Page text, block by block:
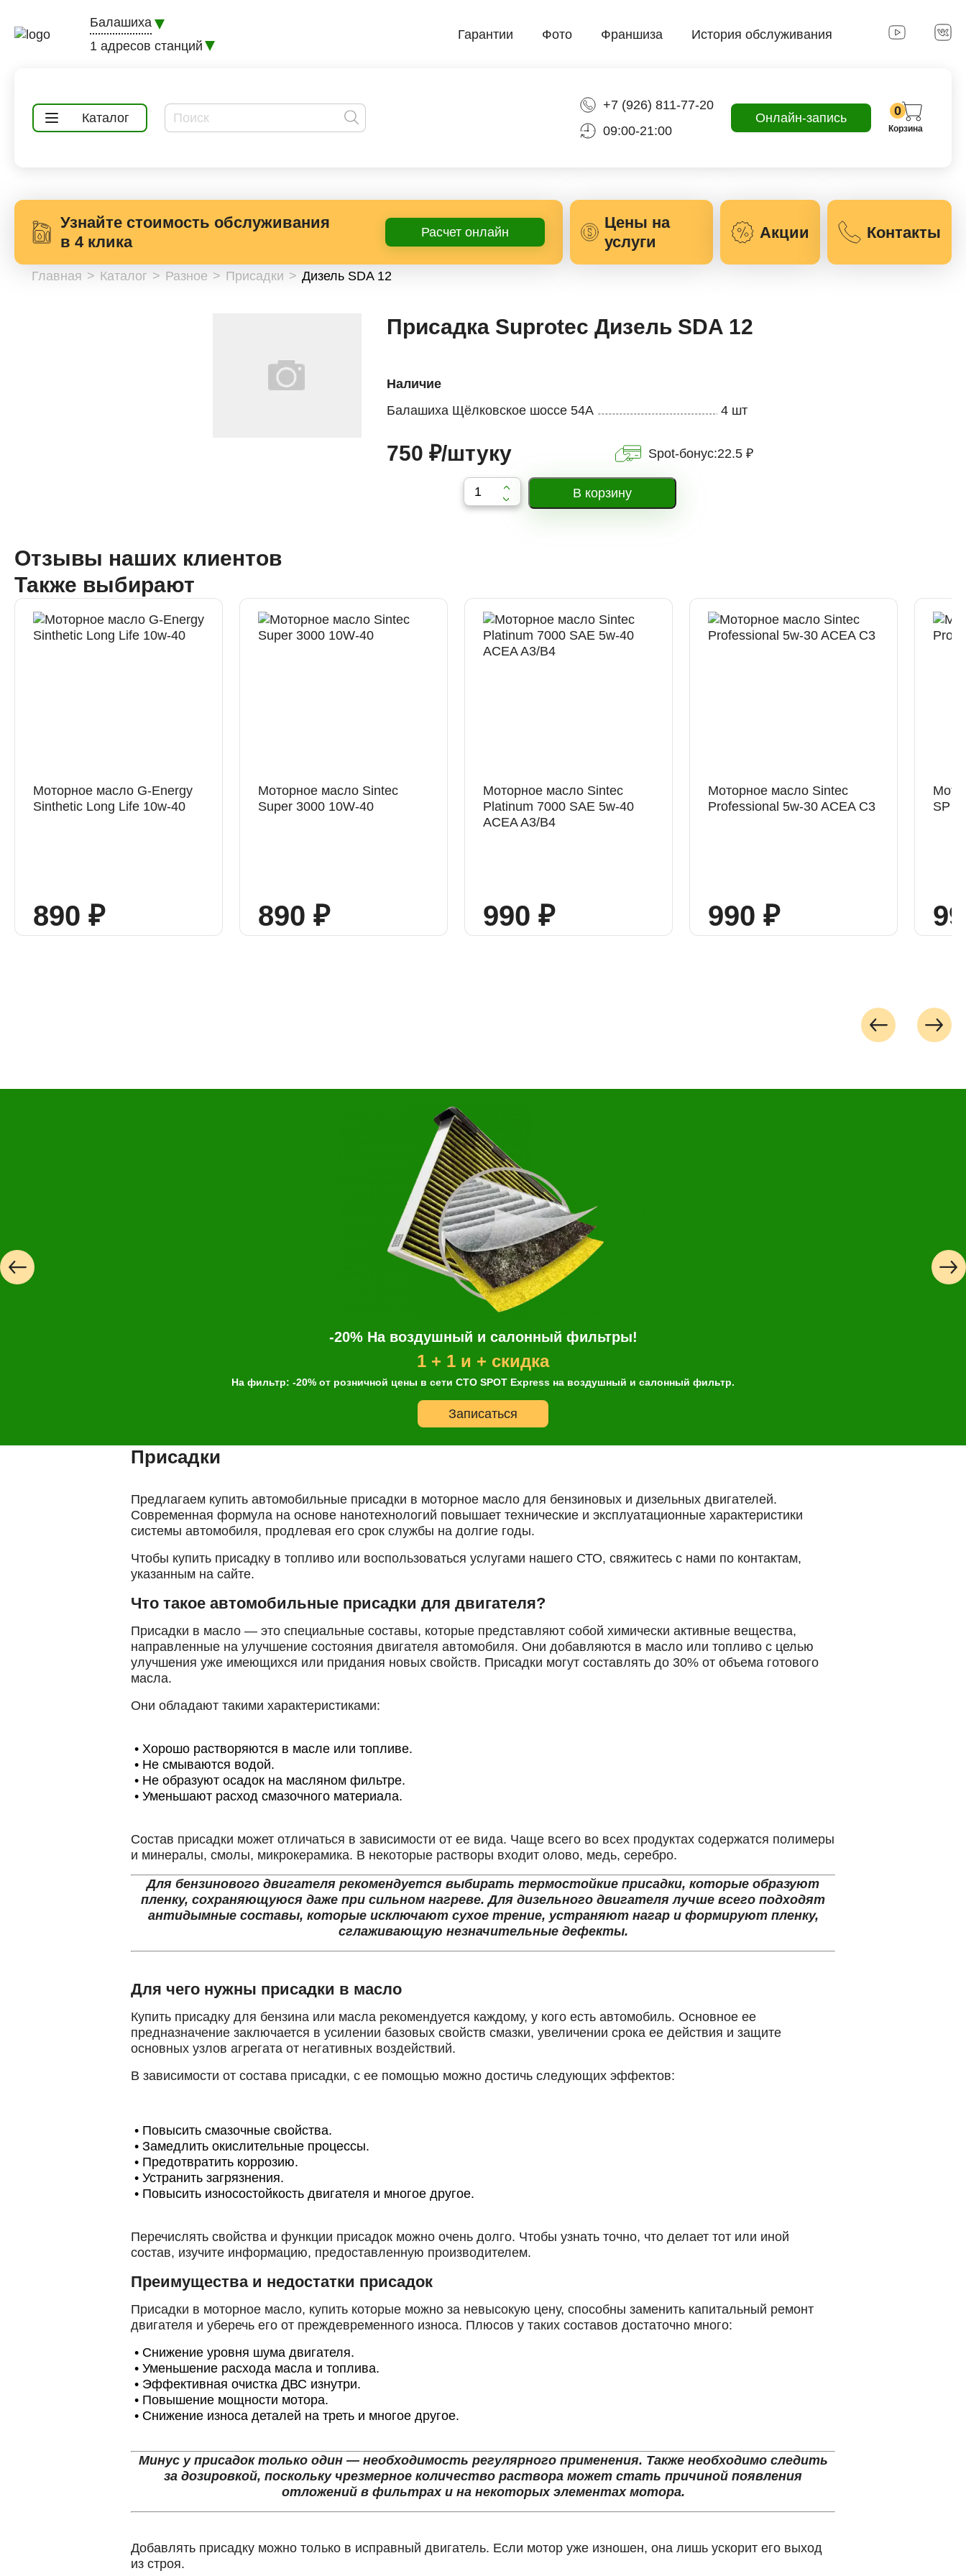
Балашиха
1 адресов станций
Гарантии Фото Франшиза История обслуживания
Каталог
+7 (926) 811-77-20
09:00-21:00
Онлайн-запись 0
Корзина
Узнайте стоимость обслуживания
в 4 клика
Расчет онлайн
Цены на
услуги
Акции Контакты
Главная Каталог Разное Присадки Дизель SDA 12
Присадка Suprotec Дизель SDA 12
Наличие
Балашиха Щёлковское шоссе 54А
4 шт
750 ₽/штуку Spot-бонус:22.5 ₽
Отзывы наших клиентов
Также выбирают
Моторное масло G-Energy
Sinthetic Long Life 10w-40
890 ₽
Моторное масло Sintec
Super 3000 10W-40
890 ₽
Моторное масло Sintec
Platinum 7000 SAE 5w-40
ACEA A3/B4
990 ₽
Моторное масло Sintec
Professional 5w-30 ACEA C3
990 ₽
SP
-20% На воздушный и салонный фильтры!
1 + 1 и + скидка
На фильтр: -20% от розничной цены в сети СТО SPOT Express на воздушный и салонный фильтр.
Записаться
Присадки
Предлагаем купить автомобильные присадки в моторное масло для бензиновых и дизельных двигателей.
Современная формула на основе нанотехнологий повышает технические и эксплуатационные характеристики
системы автомобиля, продлевая его срок службы на долгие годы.
Чтобы купить присадку в топливо или воспользоваться услугами нашего СТО, свяжитесь с нами по контактам,
указанным на сайте.
Что такое автомобильные присадки для двигателя?
Присадки в масло — это специальные составы, которые представляют собой химически активные вещества,
направленные на улучшение состояния двигателя автомобиля. Они добавляются в масло или топливо с целью
улучшения уже имеющихся или придания новых свойств. Присадки могут составлять до 30% от объема готового
масла.
Они обладают такими характеристиками:
• Хорошо растворяются в масле или топливе.
• Не смываются водой.
• Не образуют осадок на масляном фильтре.
• Уменьшают расход смазочного материала.
Состав присадки может отличаться в зависимости от ее вида. Чаще всего во всех продуктах содержатся полимеры
и минералы, смолы, микрокерамика. В некоторые растворы входит олово, медь, серебро.
Для бензинового двигателя рекомендуется выбирать термостойкие присадки, которые образуют
пленку, сохраняющуюся даже при сильном нагреве. Для дизельного двигателя лучше всего подходят
антидымные составы, которые исключают сухое трение, устраняют нагар и формируют пленку,
сглаживающую незначительные дефекты.
Для чего нужны присадки в масло
Купить присадку для бензина или масла рекомендуется каждому, у кого есть автомобиль. Основное ее
предназначение заключается в усилении базовых свойств смазки, увеличении срока ее действия и защите
основных узлов агрегата от негативных воздействий.
В зависимости от состава присадки, с ее помощью можно достичь следующих эффектов:
• Повысить смазочные свойства.
• Замедлить окислительные процессы.
• Предотвратить коррозию.
• Устранить загрязнения.
• Повысить износостойкость двигателя и многое другое.
Перечислять свойства и функции присадок можно очень долго. Чтобы узнать точно, что делает тот или иной
состав, изучите информацию, предоставленную производителем.
Преимущества и недостатки присадок
Присадки в моторное масло, купить которые можно за невысокую цену, способны заменить капитальный ремонт
двигателя и уберечь его от преждевременного износа. Плюсов у таких составов достаточно много:
• Снижение уровня шума двигателя.
• Уменьшение расхода масла и топлива.
• Эффективная очистка ДВС изнутри.
• Повышение мощности мотора.
• Снижение износа деталей на треть и многое другое.
Минус у присадок только один — необходимость регулярного применения. Также необходимо следить
за дозировкой, поскольку чрезмерное количество раствора может стать причиной появления
отложений в фильтрах и на некоторых элементах мотора.
Добавлять присадку можно только в исправный двигатель. Если мотор уже изношен, она лишь ускорит его выход
из строя.
Онлайн запись
услуги
автосервиса
Дата и
время
данные
запись
История обслуживания
Номер телефона